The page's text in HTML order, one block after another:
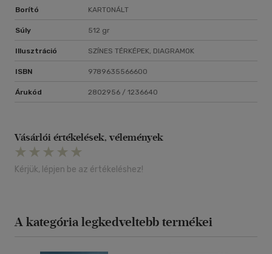
Borító KARTONÁLT
Súly 512 gr
Illusztráció SZÍNES TÉRKÉPEK, DIAGRAMOK
ISBN 9789635566600
Árukód 2802956 / 1236640
Vásárlói értékelések, vélemények
Kérjük, lépjen be az értékeléshez!
A kategória legkedveltebb termékei